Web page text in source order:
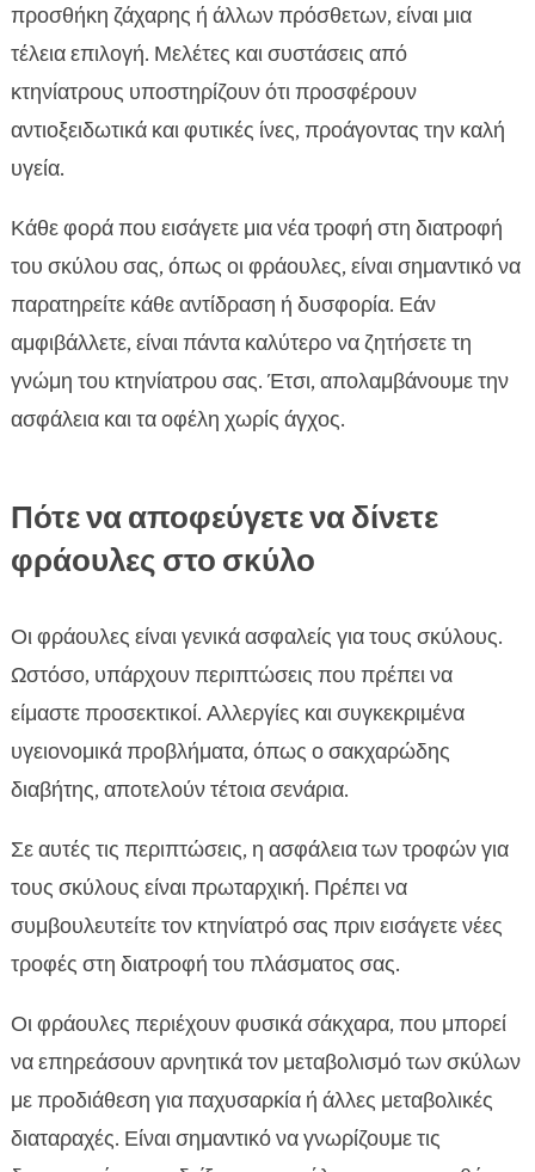
προσθήκη ζάχαρης ή άλλων πρόσθετων, είναι μια
τέλεια επιλογή. Μελέτες και συστάσεις από
κτηνίατρους υποστηρίζουν ότι προσφέρουν
αντιοξειδωτικά και φυτικές ίνες, προάγοντας την καλή
υγεία.
Κάθε φορά που εισάγετε μια νέα τροφή στη διατροφή
του σκύλου σας, όπως οι φράουλες, είναι σημαντικό να
παρατηρείτε κάθε αντίδραση ή δυσφορία. Εάν
αμφιβάλλετε, είναι πάντα καλύτερο να ζητήσετε τη
γνώμη του κτηνίατρου σας. Έτσι, απολαμβάνουμε την
ασφάλεια και τα οφέλη χωρίς άγχος.
Πότε να αποφεύγετε να δίνετε
φράουλες στο σκύλο
Οι φράουλες είναι γενικά ασφαλείς για τους σκύλους.
Ωστόσο, υπάρχουν περιπτώσεις που πρέπει να
είμαστε προσεκτικοί. Αλλεργίες και συγκεκριμένα
υγειονομικά προβλήματα, όπως ο σακχαρώδης
διαβήτης, αποτελούν τέτοια σενάρια.
Σε αυτές τις περιπτώσεις, η ασφάλεια των τροφών για
τους σκύλους είναι πρωταρχική. Πρέπει να
συμβουλευτείτε τον κτηνίατρό σας πριν εισάγετε νέες
τροφές στη διατροφή του πλάσματος σας.
Οι φράουλες περιέχουν φυσικά σάκχαρα, που μπορεί
να επηρεάσουν αρνητικά τον μεταβολισμό των σκύλων
με προδιάθεση για παχυσαρκία ή άλλες μεταβολικές
διαταραχές. Είναι σημαντικό να γνωρίζουμε τις